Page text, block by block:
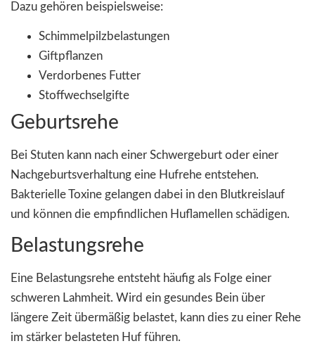
Dazu gehören beispielsweise:
Schimmelpilzbelastungen
Giftpflanzen
Verdorbenes Futter
Stoffwechselgifte
Geburtsrehe
Bei Stuten kann nach einer Schwergeburt oder einer
Nachgeburtsverhaltung eine Hufrehe entstehen.
Bakterielle Toxine gelangen dabei in den Blutkreislauf
und können die empfindlichen Huflamellen schädigen.
Belastungsrehe
Eine Belastungsrehe entsteht häufig als Folge einer
schweren Lahmheit. Wird ein gesundes Bein über
längere Zeit übermäßig belastet, kann dies zu einer Rehe
im stärker belasteten Huf führen.